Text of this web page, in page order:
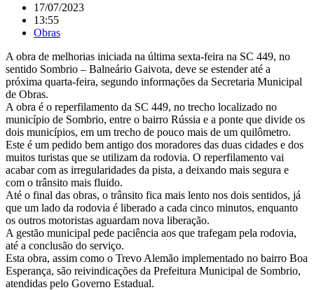
17/07/2023
13:55
Obras
A obra de melhorias iniciada na última sexta-feira na SC 449, no
sentido Sombrio – Balneário Gaivota, deve se estender até a
próxima quarta-feira, segundo informações da Secretaria Municipal
de Obras.
A obra é o reperfilamento da SC 449, no trecho localizado no
município de Sombrio, entre o bairro Rússia e a ponte que divide os
dois municípios, em um trecho de pouco mais de um quilômetro.
Este é um pedido bem antigo dos moradores das duas cidades e dos
muitos turistas que se utilizam da rodovia. O reperfilamento vai
acabar com as irregularidades da pista, a deixando mais segura e
com o trânsito mais fluido.
Até o final das obras, o trânsito fica mais lento nos dois sentidos, já
que um lado da rodovia é liberado a cada cinco minutos, enquanto
os outros motoristas aguardam nova liberação.
A gestão municipal pede paciência aos que trafegam pela rodovia,
até a conclusão do serviço.
Esta obra, assim como o Trevo Alemão implementado no bairro Boa
Esperança, são reivindicações da Prefeitura Municipal de Sombrio,
atendidas pelo Governo Estadual.